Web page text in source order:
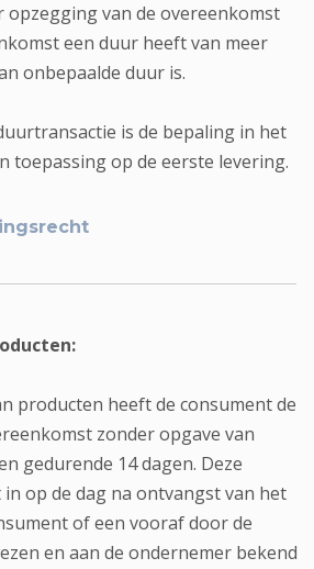
opzegging van de overeenkomst
een duur heeft van meer
onbepaalde duur is.
is de bepaling in het
toepassing op de eerste levering.
producten heeft de consument de
zonder opgave van
gedurende 14 dagen. Deze
op de dag na ontvangst van het
of een vooraf door de
en aan de ondernemer bekend